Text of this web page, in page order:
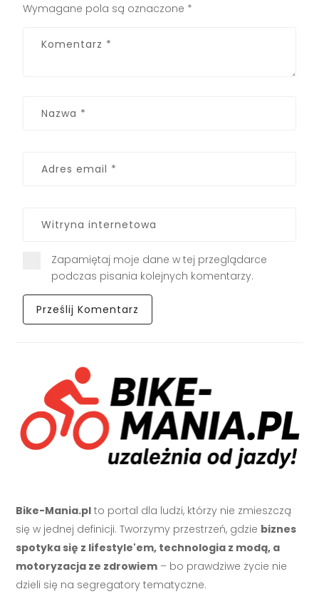
Wymagane pola są oznaczone *
Zapamiętaj moje dane w tej przeglądarce
podczas pisania kolejnych komentarzy.
Bike-Mania.pl to portal dla ludzi, którzy nie zmieszczą
się w jednej definicji. Tworzymy przestrzeń, gdzie biznes
spotyka się z lifestyle'em, technologia z modą, a
motoryzacja ze zdrowiem – bo prawdziwe życie nie
dzieli się na segregatory tematyczne.